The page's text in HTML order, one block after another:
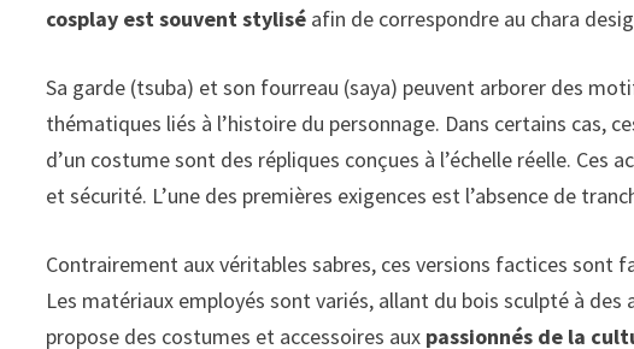
cosplay est souvent stylisé afin de correspondre au chara
Sa garde (tsuba) et son fourreau (saya) peuvent arborer des
thématiques liés à l’histoire du personnage. Dans certains cas,
d’un costume sont des répliques conçues à l’échelle réelle.
et sécurité. L’une des premières exigences est l’absence de
Contrairement aux véritables sabres, ces versions factices sont
Les matériaux employés sont variés, allant du bois sculpté à
propose des costumes et accessoires aux passionnés de la